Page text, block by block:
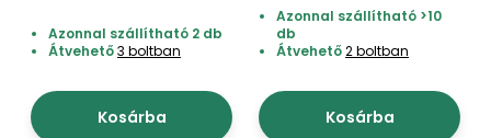
Azonnal szállítható 2 db
Átvehető3 boltban
Kosárba
Azonnal szállítható >10
db
Átvehető2 boltban
Kosárba